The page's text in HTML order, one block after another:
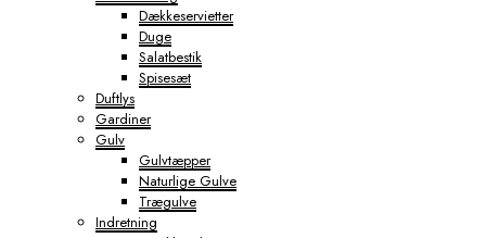
Dækkeservietter
Duge
Salatbestik
Spisesæt
Duftlys
Gardiner
Gulv
Gulvtæpper
Naturlige Gulve
Trægulve
Indretning